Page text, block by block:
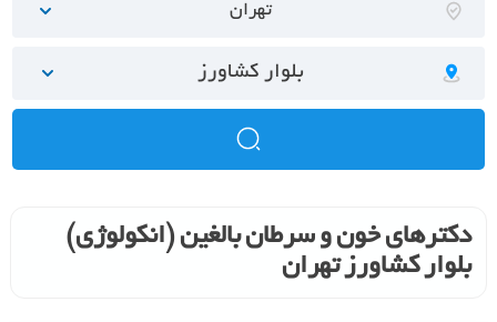
تهران
بلوار کشاورز
دکترهای خون و سرطان بالغین (انکولوژی)
بلوار کشاورز تهران